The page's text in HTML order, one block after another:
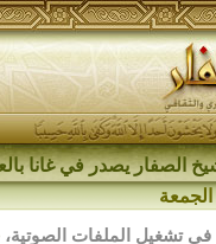
الصفار يصدر في غانا
تشغيل الملفات الصوتية،